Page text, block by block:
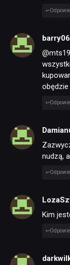
barry06
obędzie
nudzą,
Kim